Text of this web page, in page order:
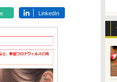
LinkedIn